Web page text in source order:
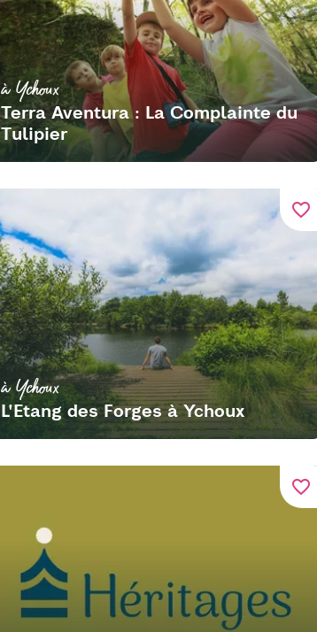
à Ychoux
Terra Aventura : La Complainte du
Tulipier
favorite_border
à Ychoux
L'Etang des Forges à Ychoux
favorite_border